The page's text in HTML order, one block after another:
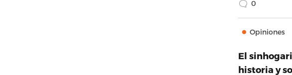
0
Opiniones
El
historia y